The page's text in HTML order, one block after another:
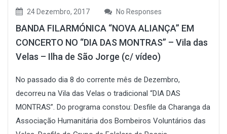
24 Dezembro, 2017 No Responses
BANDA FILARMÓNICA “NOVA ALIANÇA” EM
CONCERTO NO “DIA DAS MONTRAS” – Vila das
Velas – Ilha de São Jorge (c/ vídeo)
No passado dia 8 do corrente mês de Dezembro,
decorreu na Vila das Velas o tradicional “DIA DAS
MONTRAS”. Do programa constou: Desfile da Charanga da
Associação Humanitária dos Bombeiros Voluntários das